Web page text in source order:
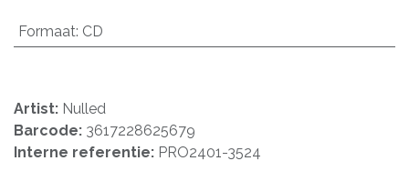
Formaat: CD
Artist: Nulled
Barcode: 3617228625679
Interne referentie: PRO2401-3524